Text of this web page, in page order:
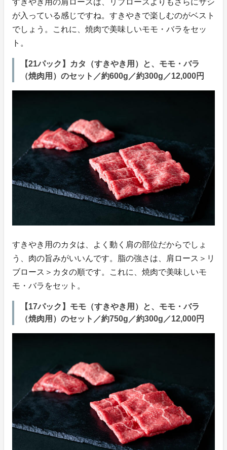
が入っている感じですね。すきやきで楽しむのがベスト
でしょう。これに、焼肉で美味しいモモ・バラをセッ
ト。
【21パック】カタ（すきやき用）と、モモ・バラ
（焼肉用）のセット／約600g／約300g／12,000円
すきやき用のカタは、よく動く肩の部位だからでしょ
う、肉の旨みがいいんです。脂の強さは、肩ロース＞リ
ブロース＞カタの順です。これに、焼肉で美味しいモ
モ・バラをセット。
【17パック】モモ（すきやき用）と、モモ・バラ
（焼肉用）のセット／約750g／約300g／12,000円